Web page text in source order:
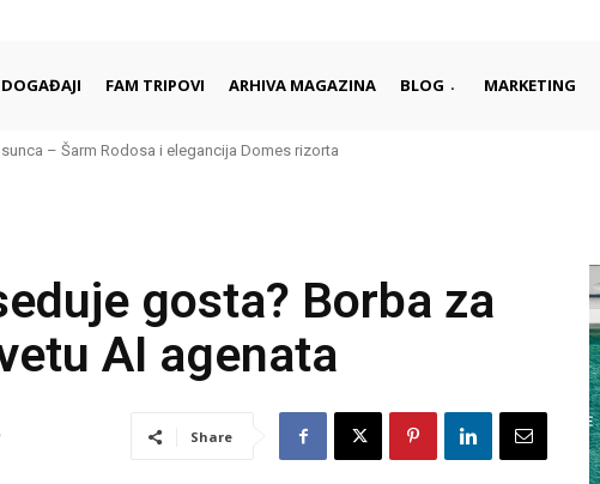
FAM TRIPOVI ARHIVA MAGAZINA BLOG MARKETING
– Šarm Rodosa i elegancija Domes rizorta
gosta? Borba za
AI agenata
Share